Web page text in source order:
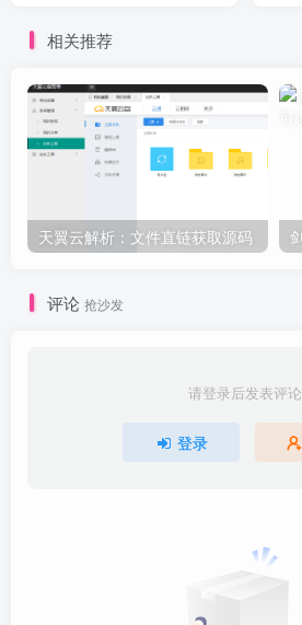
相关推荐
天翼云解析：文件直链获取源码
评论 抢沙发
请登录后发表评论
登录